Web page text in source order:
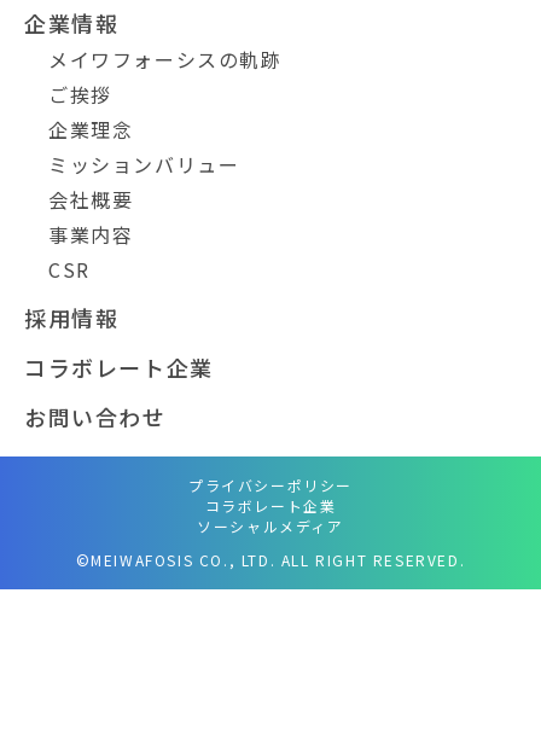
企業情報
メイワフォーシスの軌跡
ご挨拶
企業理念
ミッションバリュー
会社概要
事業内容
CSR
採用情報
コラボレート企業
お問い合わせ
プライバシーポリシー
コラボレート企業
ソーシャルメディア
©MEIWAFOSIS CO., LTD. ALL RIGHT RESERVED.